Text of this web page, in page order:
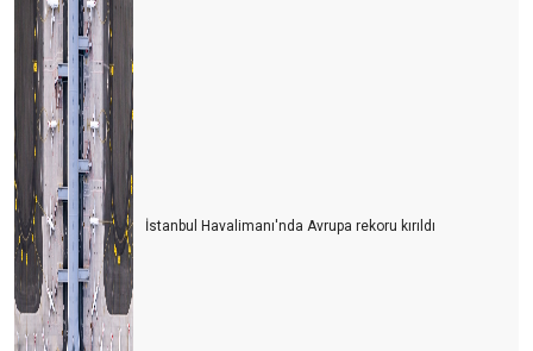
İstanbul Havalimanı'nda Avrupa rekoru kırıldı